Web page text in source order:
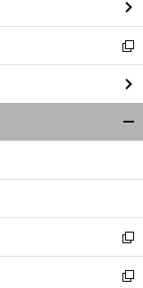
で
開
く
新
し
い
ウ
ィ
ン
ウ
開
く
新
し
い
新